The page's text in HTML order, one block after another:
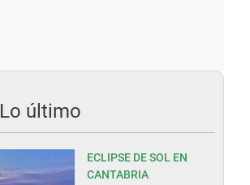
Lo último
ECLIPSE DE SOL EN
CANTABRIA